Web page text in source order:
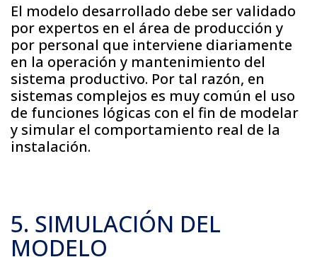
El modelo desarrollado debe ser validado
por expertos en el área de producción y
por personal que interviene diariamente
en la operación y mantenimiento del
sistema productivo. Por tal razón, en
sistemas complejos es muy común el uso
de funciones lógicas con el fin de modelar
y simular el comportamiento real de la
instalación.
5. SIMULACIÓN DEL
MODELO